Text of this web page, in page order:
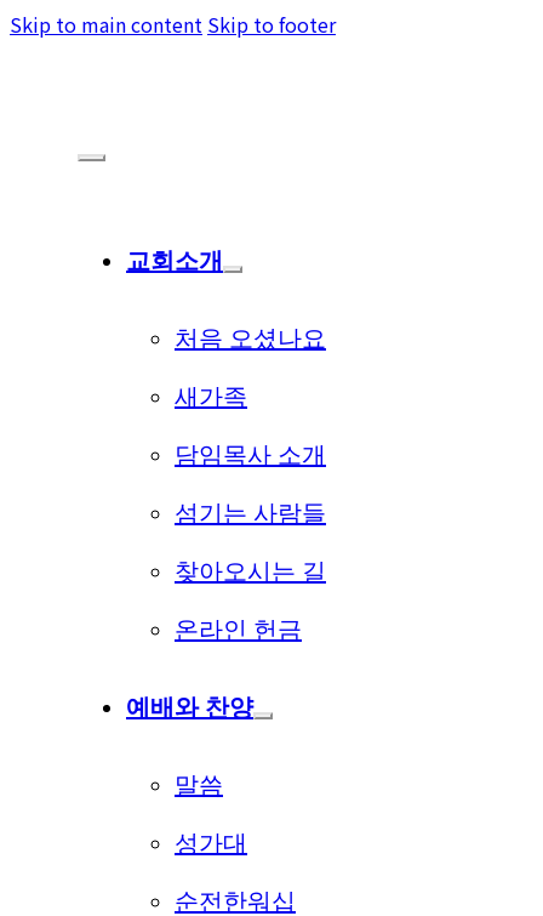
Skip to main content Skip to footer
교회소개
처음 오셨나요
새가족
담임목사 소개
섬기는 사람들
찾아오시는 길
온라인 헌금
예배와 찬양
말씀
성가대
순전한워십